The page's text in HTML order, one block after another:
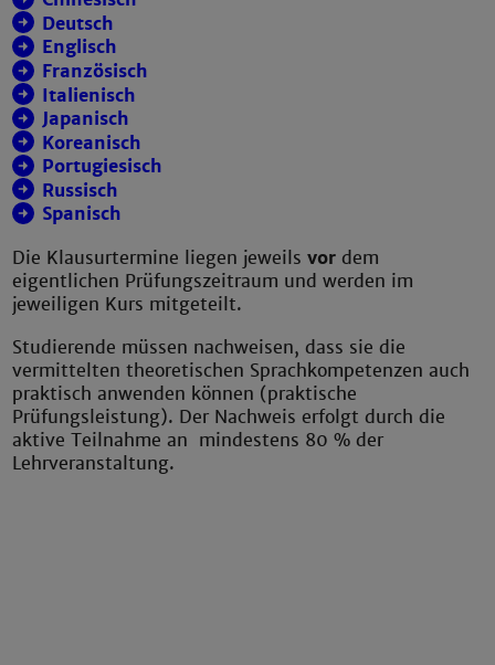
Deutsch
Englisch
Französisch
Italienisch
Japanisch
Koreanisch
Portugiesisch
Russisch
Spanisch
Die Klausurtermine liegen jeweilsvor dem
eigentlichen Prüfungszeitraum und werden im
jeweiligen Kurs mitgeteilt.
Studierende müssen nachweisen, dass sie die
vermittelten theoretischen Sprachkompetenzen auch
praktisch anwenden können (praktische
Prüfungsleistung). Der Nachweis erfolgt durch die
aktive Teilnahme an mindestens 80 % der
Lehrveranstaltung.